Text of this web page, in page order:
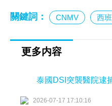
關鍵詞： CNMV 西
更多内容
泰國DSI突襲醫院逮
2026-07-17 17:10:16